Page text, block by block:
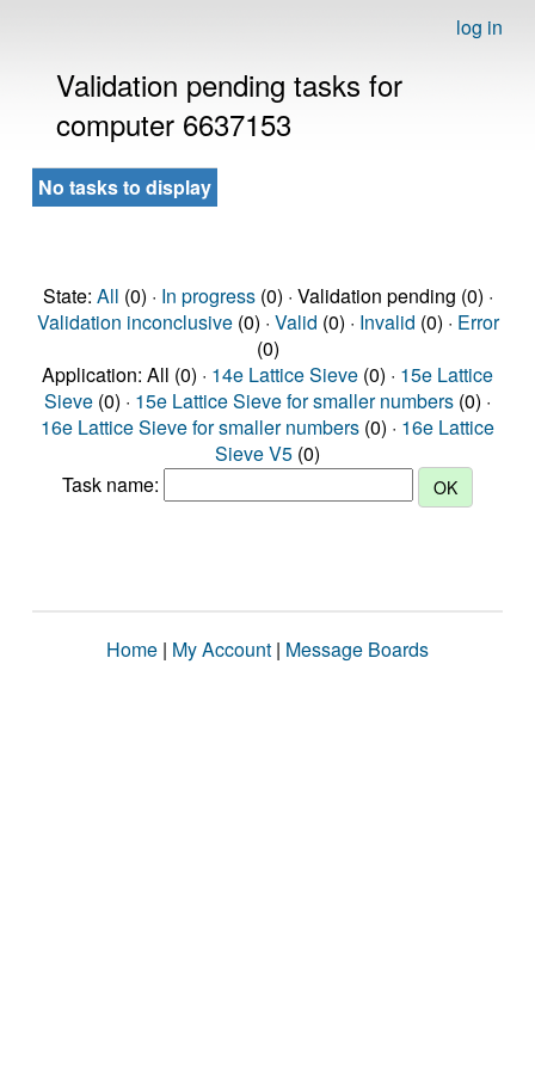
log in
Validation pending tasks for
computer 6637153
No tasks to display
State: All (0) · In progress(0) · Validation pending (0) ·
Validation inconclusive(0) · Valid (0) · Invalid (0) · Error
(0)
Application: All (0) · 14e Lattice Sieve (0) · 15e Lattice
Sieve (0) · 15e Lattice Sieve for smaller numbers (0) ·
16e Lattice Sieve for smaller numbers (0) · 16e Lattice
Sieve V5 (0)
Task name:
Home | My Account | Message Boards